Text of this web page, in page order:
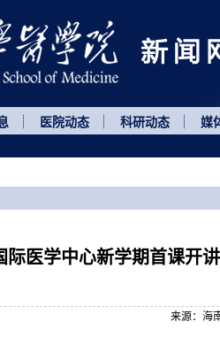
医院动态 科研动态 媒
际医学中心新学期首课开讲
来源：海